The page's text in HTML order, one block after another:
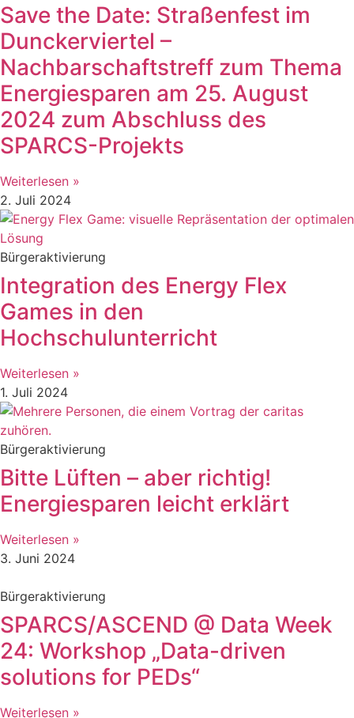
Save the Date: Straßenfest im
Dunckerviertel –
Nachbarschaftstreff zum Thema
Energiesparen am 25. August
2024 zum Abschluss des
SPARCS-Projekts
Weiterlesen »
2. Juli 2024
Bürgeraktivierung
Integration des Energy Flex
Games in den
Hochschulunterricht
Weiterlesen »
1. Juli 2024
Bürgeraktivierung
Bitte Lüften – aber richtig!
Energiesparen leicht erklärt
Weiterlesen »
3. Juni 2024
Bürgeraktivierung
SPARCS/ASCEND @ Data Week
24: Workshop „Data-driven
solutions for PEDs“
Weiterlesen »